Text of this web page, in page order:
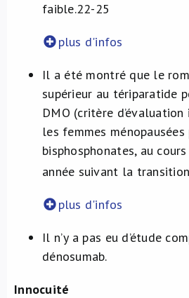
faible.22-25
plus d'infos
Il a été montré que le
supérieur au tériparatide
DMO (critère
les femmes
bisphosphonates, au
année suivant la
plus d'infos
Il n’y a pas eu d’étude
dénosumab.
Innocuité